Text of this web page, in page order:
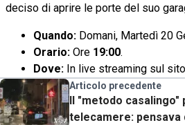
deciso di aprire le porte del suo
Quando: Domani, Martedì 20
Orario: Ore 19:00.
Dove: In live streaming sul
Articolo precedente
Il "metodo
telecamere: pensava